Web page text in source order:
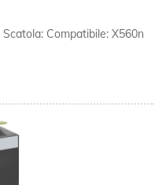
Compatibile: X560n